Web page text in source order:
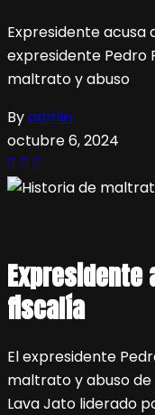
Expresidente acusa
expresidente Pedro
maltrato y abuso
Byadmin
octubre 6, 2024
Expresidente
fiscalía
El expresidente
maltrato y abuso
Lava Jato liderado